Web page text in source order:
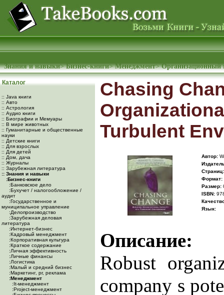
Знания и навыки>Бизнес-книги>Менеджмент>Организационный
Каталог
:: Java книги
:: Авто
:: Астрология
:: Аудио книги
:: Биографии и Мемуары
:: В мире животных
:: Гуманитарные и общественные
науки
:: Детские книги
:: Для взрослых
:: Для детей
:: Дом, дача
:: Журналы
:: Зарубежная литература
:: Знания и навыки
:Бизнес-книги
:Банковское дело
:Бухучет / налогообложение /
аудит
:Государственное и
муниципальное управление
:Делопроизводство
:Зарубежная деловая
литература
:Интернет-бизнес
:Кадровый менеджмент
:Корпоративная культура
:Краткое содержание
:Личная эффективность
:Личные финансы
:Логистика
:Малый и средний бизнес
:Маркетинг, pr, реклама
:Менеджмент
:It-менеджмент
:Project-менеджмент
Chasing
Turbulent
Автор:
Cтраниц:
Формат:
Размер:
ISBN:
Язык:
Описание:
Robust
company s